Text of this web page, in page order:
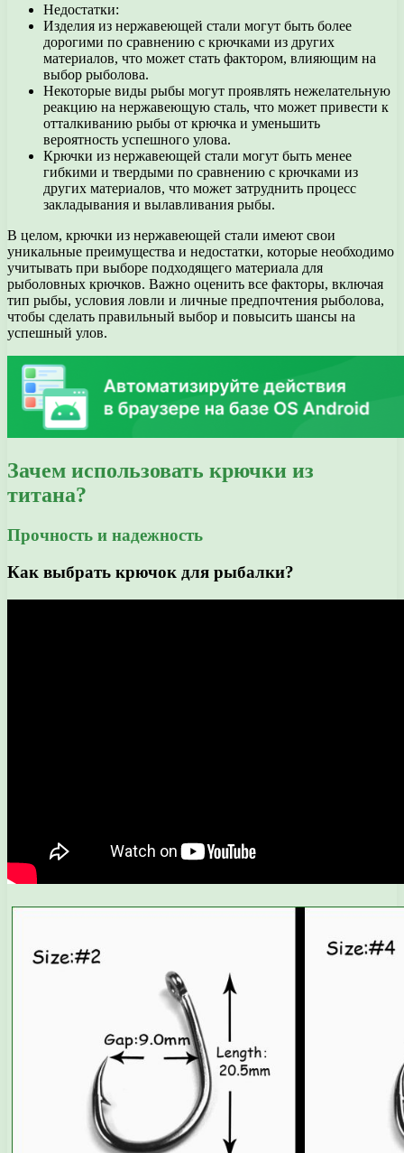
Недостатки:
Изделия из нержавеющей стали могут быть более
дорогими по сравнению с крючками из других
материалов, что может стать фактором, влияющим на
выбор рыболова.
Некоторые виды рыбы могут проявлять нежелательную
реакцию на нержавеющую сталь, что может привести к
отталкиванию рыбы от крючка и уменьшить
вероятность успешного улова.
Крючки из нержавеющей стали могут быть менее
гибкими и твердыми по сравнению с крючками из
других материалов, что может затруднить процесс
закладывания и вылавливания рыбы.
В целом, крючки из нержавеющей стали имеют свои
уникальные преимущества и недостатки, которые необходимо
учитывать при выборе подходящего материала для
рыболовных крючков. Важно оценить все факторы, включая
тип рыбы, условия ловли и личные предпочтения рыболова,
чтобы сделать правильный выбор и повысить шансы на
успешный улов.
Зачем использовать крючки из
титана?
Прочность и надежность
Как выбрать крючок для рыбалки?